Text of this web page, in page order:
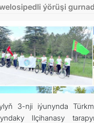
TÜRKMENISTAN
KONSOLOSLUK
RANDEVU ALINIZ
DB
TOURISM
ýörüşi
3-nji iýunynda
Ilçihanasy